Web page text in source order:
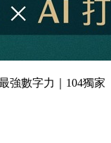
強數字力｜104獨家